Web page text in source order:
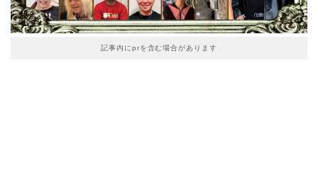
記事内にprを含む場合があります